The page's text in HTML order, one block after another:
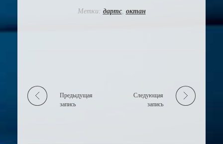
Метки: дартс, октан
Предыдущая
запись
Следующая
запись